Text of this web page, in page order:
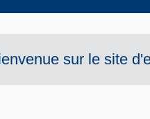
sur le site